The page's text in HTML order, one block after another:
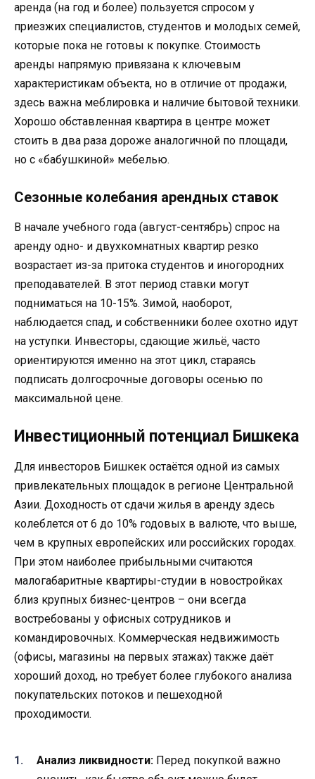
аренда (на год и более) пользуется спросом у
приезжих специалистов, студентов и молодых семей,
которые пока не готовы к покупке. Стоимость
аренды напрямую привязана к ключевым
характеристикам объекта, но в отличие от продажи,
здесь важна меблировка и наличие бытовой техники.
Хорошо обставленная квартира в центре может
стоить в два раза дороже аналогичной по площади,
но с «бабушкиной» мебелью.
Сезонные колебания арендных ставок
В начале учебного года (август-сентябрь) спрос на
аренду одно- и двухкомнатных квартир резко
возрастает из-за притока студентов и иногородних
преподавателей. В этот период ставки могут
подниматься на 10-15%. Зимой, наоборот,
наблюдается спад, и собственники более охотно идут
на уступки. Инвесторы, сдающие жильё, часто
ориентируются именно на этот цикл, стараясь
подписать долгосрочные договоры осенью по
максимальной цене.
Инвестиционный потенциал Бишкека
Для инвесторов Бишкек остаётся одной из самых
привлекательных площадок в регионе Центральной
Азии. Доходность от сдачи жилья в аренду здесь
колеблется от 6 до 10% годовых в валюте, что выше,
чем в крупных европейских или российских городах.
При этом наиболее прибыльными считаются
малогабаритные квартиры-студии в новостройках
близ крупных бизнес-центров – они всегда
востребованы у офисных сотрудников и
командировочных. Коммерческая недвижимость
(офисы, магазины на первых этажах) также даёт
хороший доход, но требует более глубокого анализа
покупательских потоков и пешеходной
проходимости.
Анализ ликвидности: Перед покупкой важно